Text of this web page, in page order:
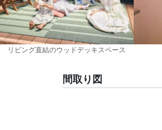
リビング直結のウッドデッキスペース
間取り図